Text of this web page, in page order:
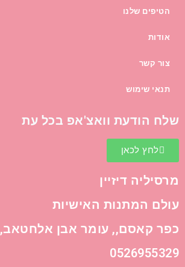
הטיפים שלנו
אודות
צור קשר
תנאי שימוש
שלח הודעת וואצ'אפ בכל עת
לחץ לכאן
מרסיליה דיזיין
עולם המתנות האישיות
כפר קאסם,, עומר אבן אלחטאב, 1
0526955329